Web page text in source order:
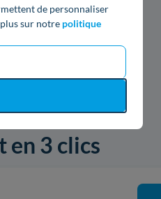
de personnaliser
sur notre politique
en 3 clics